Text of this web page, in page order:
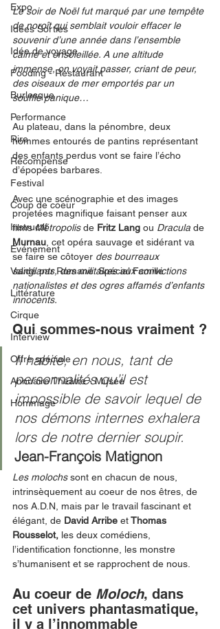
Expo
Idées Sorties
Idée de voyage
Fooding - Restaurant
Burlesque
Performance
Rire
Récompense
Festival
Coup de coeur
Instructif
Événement
Validé par Romane. Spécial Famille
Littérature
Cirque
Interview
Offre spéciale
Annuaire Théâtre - Musée
Hommage
Le soir de Noël fut marqué par une tempête
de noroît qui semblait vouloir effacer le
souvenir d’une année dans l’ensemble
calme et ensoleillée. A une altitude
immense, on voyait passer, criant de peur,
des oiseaux de mer emportés par un
souffle panique…
Au plateau, dans la pénombre, deux
hommes entourés de pantins représentant
des enfants perdus vont se faire l’écho
d’épopées barbares.
Avec une scénographie et des images
projetées magnifique faisant penser aux
films Métropolis de Fritz Lang ou Dracula de
Murnau , cet opéra sauvage et sidérant va
se faire se côtoyer des bourreaux
sanglants, des militaires aux convictions
nationalistes et des ogres affamés d’enfants
innocents.
Qui sommes-nous vraiment ?
Il habite, en nous, tant de
personnalités qu’il est
impossible de savoir lequel de
nos démons internes exhalera
lors de notre dernier soupir.
Jean-François Matignon
Les molochs sont en chacun de nous,
intrinsèquement au coeur de nos êtres, de
nos A.D.N, mais par le travail fascinant et
élégant, de David Arribe et Thomas
Rousselot, les deux comédiens,
l’identification fonctionne, les monstre
s’humanisent et se rapprochent de nous.
Au coeur de Moloch, dans
cet univers phantasmatique,
il y a l’innommable